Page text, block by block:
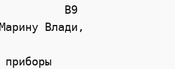
B9
Влади,